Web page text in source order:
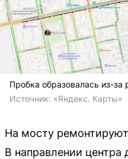
Пробка образовалась из-за
Источник: «Яндекс. Карты»
На мосту
В направлении центра